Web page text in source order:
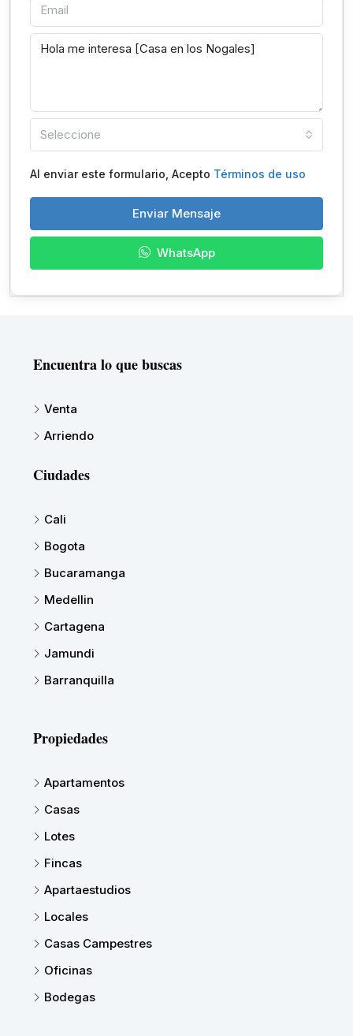
Seleccione
Al enviar este formulario, Acepto Términos de uso
Enviar Mensaje
WhatsApp
Encuentra lo que buscas
Venta
Arriendo
Ciudades
Cali
Bogota
Bucaramanga
Medellin
Cartagena
Jamundi
Barranquilla
Propiedades
Apartamentos
Casas
Lotes
Fincas
Apartaestudios
Locales
Casas Campestres
Oficinas
Bodegas